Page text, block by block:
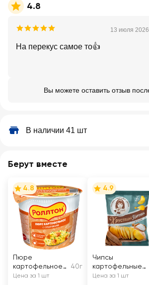
4.8
13 июля 2026
На перекус самое то👍
Вы можете оставить отзыв
В наличии 41 шт
Берут вместе
4.8
Пюре
картофельное
РОЛЛТОН с
40г
Цена за 1 шт
4.9
Чипсы
картофельные
ХРУСТЯЩИЙ
Цена за 1 шт